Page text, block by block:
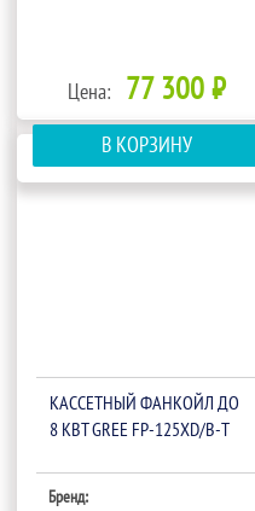
Цена: 77 300 ₽
В КОРЗИНУ
КАССЕТНЫЙ ФАНКОЙЛ ДО
8 КВТ GREE FP-125XD/B-T
Бренд: